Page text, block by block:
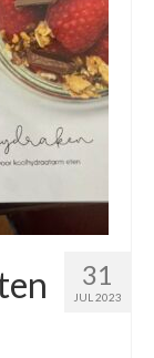
31
JUL 2023